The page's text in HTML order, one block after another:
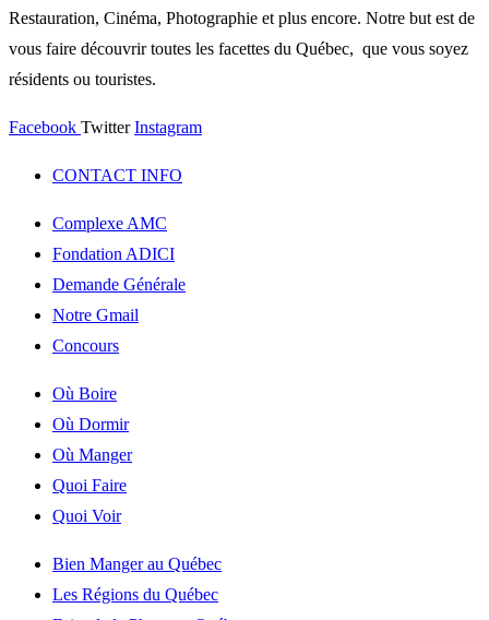
Restauration, Cinéma, Photographie et plus encore. Notre but est de
vous faire découvrir toutes les facettes du Québec, que vous soyez
résidents ou touristes.
Facebook Twitter Instagram
CONTACT INFO
Complexe AMC
Fondation ADICI
Demande Générale
Notre Gmail
Concours
Où Boire
Où Dormir
Où Manger
Quoi Faire
Quoi Voir
Bien Manger au Québec
Les Régions du Québec